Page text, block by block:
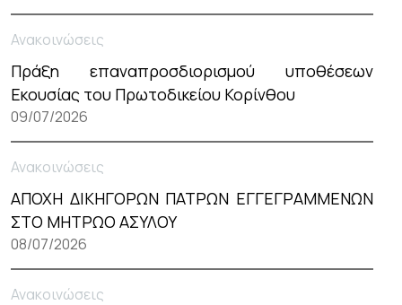
Ανακοινώσεις
Πράξη επαναπροσδιορισμού υποθέσεων
Εκουσίας του Πρωτοδικείου Κορίνθου
09/07/2026
Ανακοινώσεις
ΑΠΟΧΗ ΔΙΚΗΓΟΡΩΝ ΠΑΤΡΩΝ ΕΓΓΕΓΡΑΜΜΕΝΩΝ
ΣΤΟ ΜΗΤΡΩΟ ΑΣΥΛΟΥ
08/07/2026
Ανακοινώσεις